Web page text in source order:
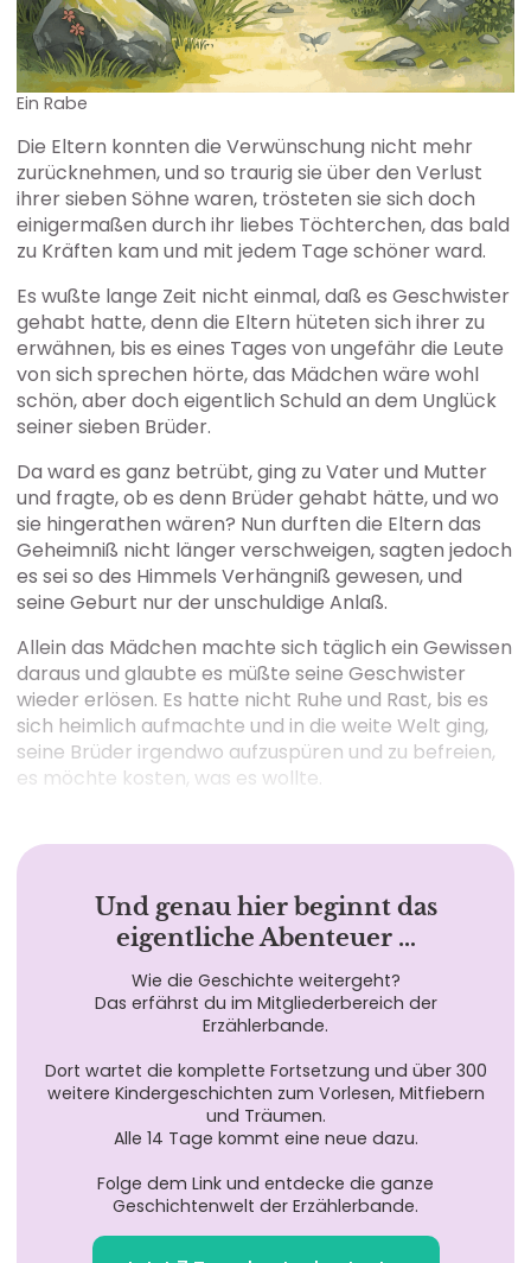
Ein Rabe
Die Eltern konnten die Verwünschung nicht mehr
zurücknehmen, und so traurig sie über den Verlust
ihrer sieben Söhne waren, trösteten sie sich doch
einigermaßen durch ihr liebes Töchterchen, das bald
zu Kräften kam und mit jedem Tage schöner ward.
Es wußte lange Zeit nicht einmal, daß es Geschwister
gehabt hatte, denn die Eltern hüteten sich ihrer zu
erwähnen, bis es eines Tages von ungefähr die Leute
von sich sprechen hörte, das Mädchen wäre wohl
schön, aber doch eigentlich Schuld an dem Unglück
seiner sieben Brüder.
Da ward es ganz betrübt, ging zu Vater und Mutter
und fragte, ob es denn Brüder gehabt hätte, und wo
sie hingerathen wären? Nun durften die Eltern das
Geheimniß nicht länger verschweigen, sagten jedoch
es sei so des Himmels Verhängniß gewesen, und
seine Geburt nur der unschuldige Anlaß.
Allein das Mädchen machte sich täglich ein Gewissen
daraus und glaubte es müßte seine Geschwister
wieder erlösen. Es hatte nicht Ruhe und Rast, bis es
sich heimlich aufmachte und in die weite Welt ging,
seine Brüder irgendwo aufzuspüren und zu befreien,
es möchte kosten, was es wollte.
Und genau hier beginnt das
eigentliche Abenteuer …
Wie die Geschichte weitergeht?
Das erfährst du im Mitgliederbereich der
Erzählerbande.
Dort wartet die komplette Fortsetzung und über 300
weitere Kindergeschichten zum Vorlesen, Mitfiebern
und Träumen.
Alle 14 Tage kommt eine neue dazu.
Folge dem Link und entdecke die ganze
Geschichtenwelt der Erzählerbande.